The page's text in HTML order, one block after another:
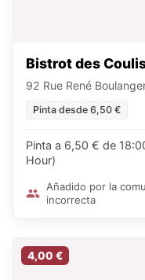
Bistrot des
92 Rue René
Pinta desde 6,50 €
Pinta a 6,50 € de
Hour)
Añadido por la
incorrecta
4,00 €